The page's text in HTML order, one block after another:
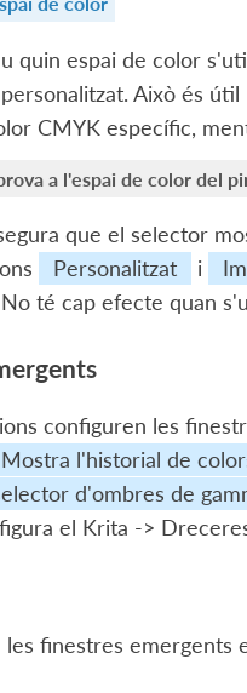
quin espai de color
Això és
CMYK específic,
a l'espai de color del
que el selector
Personalitzat i
té cap efecte quan
configuren les
Mostra l'historial de
d'ombres de
el Krita ->
les finestres emergents